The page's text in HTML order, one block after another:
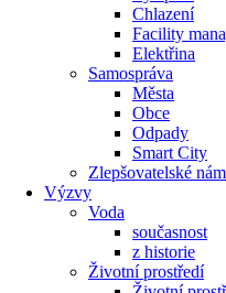
Chlazení
Facility
Elektřina
Samospráva
Města
Obce
Odpady
Smart City
Zlepšovatelské
Výzvy
Voda
současnost
z historie
Životní prostředí